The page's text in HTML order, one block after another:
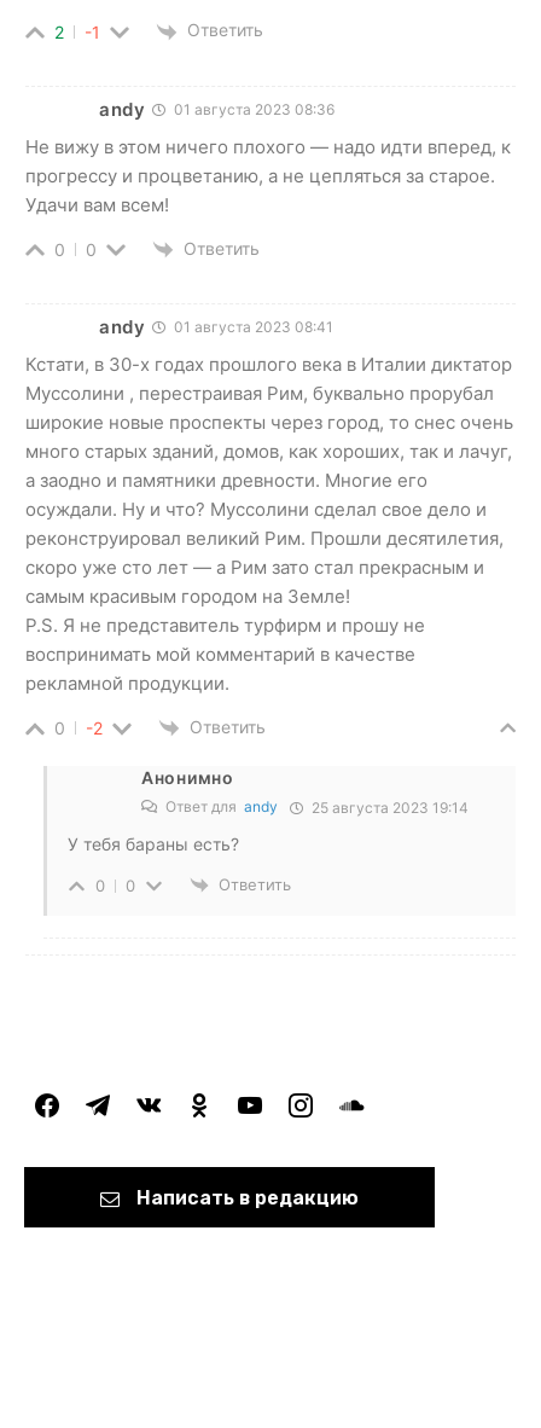
2 -1 Ответить
andy 01 августа 2023 08:36
Не вижу в этом ничего плохого — надо идти вперед, к
прогрессу и процветанию, а не цепляться за старое.
Удачи вам всем!
0 0 Ответить
andy 01 августа 2023 08:41
Кстати, в 30-х годах прошлого века в Италии диктатор
Муссолини , перестраивая Рим, буквально прорубал
широкие новые проспекты через город, то снес очень
много старых зданий, домов, как хороших, так и лачуг,
а заодно и памятники древности. Многие его
осуждали. Ну и что? Муссолини сделал свое дело и
реконструировал великий Рим. Прошли десятилетия,
скоро уже сто лет — а Рим зато стал прекрасным и
самым красивым городом на Земле!
P.S. Я не представитель турфирм и прошу не
воспринимать мой комментарий в качестве
рекламной продукции.
0 -2 Ответить
Анонимно
Ответ для andy 25 августа 2023 19:14
У тебя бараны есть?
0 0 Ответить
facebooktelegramvkontakteodnoklassniki
youtubeinstagramsoundcloud
Написать в редакцию